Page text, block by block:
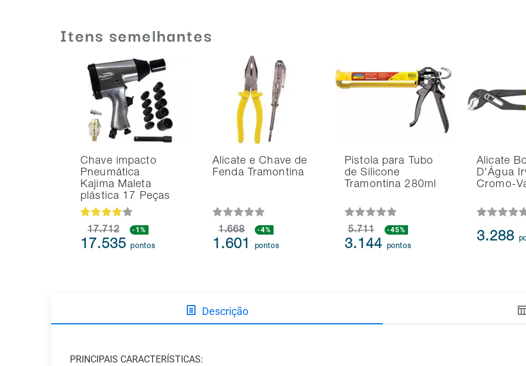
Itens semelhantes
Chave impacto
Pneumática
Kajima Maleta
plástica 17 Peças
17.712 -1%
17.535pontos
Alicate e Chave de
Fenda Tramontina
1.668 -4%
1.601 pontos
Pistola para Tubo
de Silicone
Tramontina 280ml
5.711 -45%
3.144 pontos
Alicate
D'Água
Cromo-
3.288
Descrição
PRINCIPAIS CARACTERÍSTICAS: